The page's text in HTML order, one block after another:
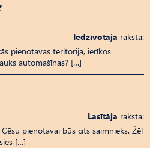
Iedzīvotāja raksta:
pienotavas teritorija, ierīkos
automašīnas? […]
Lasītāja raksta:
pienotavai būs cits saimnieks. Žēl
[…]